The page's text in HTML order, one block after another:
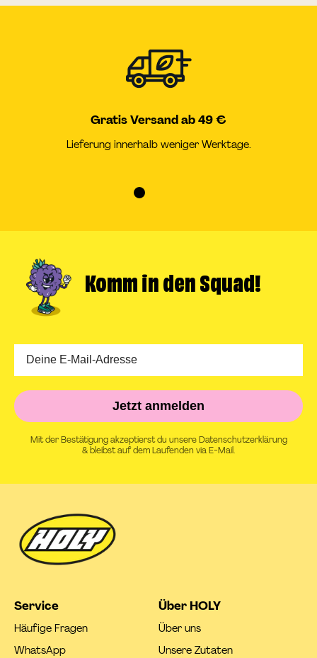
Gratis Versand ab 49 €
Lieferung innerhalb weniger Werktage.
Zur
Service
Häufige Fragen
WhatsApp
Über HOLY
Über uns
Unsere Zutaten
Komm in den Squad!
Jetzt anmelden
Mit der Bestätigung akzeptierst du unsere Datenschutzerklärung
& bleibst auf dem Laufenden via E-Mail.